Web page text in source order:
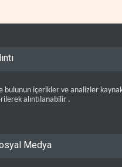
bulunun içerikler ve analizler
alıntılanabilir .
Medya